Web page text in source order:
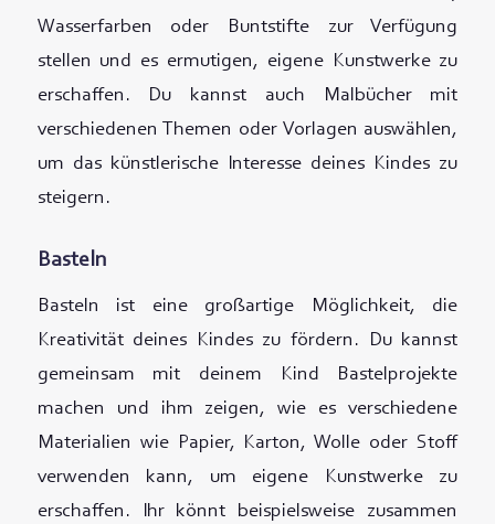
Wasserfarben oder Buntstifte zur Verfügung
stellen und es ermutigen, eigene Kunstwerke zu
erschaffen. Du kannst auch Malbücher mit
verschiedenen Themen oder Vorlagen auswählen,
um das künstlerische Interesse deines Kindes zu
steigern.
Basteln
Basteln ist eine großartige Möglichkeit, die
Kreativität deines Kindes zu fördern. Du kannst
gemeinsam mit deinem Kind Bastelprojekte
machen und ihm zeigen, wie es verschiedene
Materialien wie Papier, Karton, Wolle oder Stoff
verwenden kann, um eigene Kunstwerke zu
erschaffen. Ihr könnt beispielsweise zusammen